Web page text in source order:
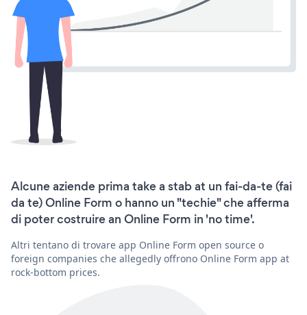
Alcune aziende prima take a stab at un fai-da-te (fai
da te) Online Form o hanno un "techie" che afferma
di poter costruire an Online Form in 'no time'.
Altri tentano di trovare app Online Form open source o
foreign companies che allegedly offrono Online Form app at
rock-bottom prices.